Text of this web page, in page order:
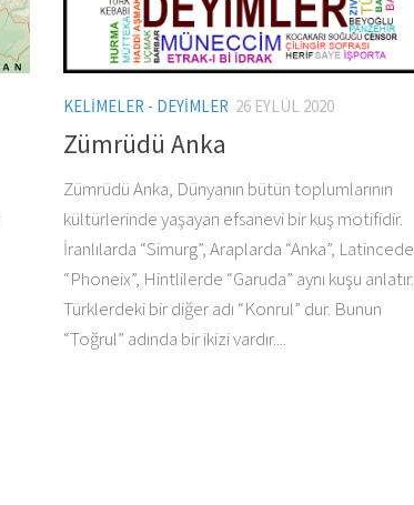
KELIMELER - DEYIMLER 26 EYLÜL 2020
Zümrüdü Anka
Zümrüdü Anka, Dünyanın bütün toplumlarının
kültürlerinde yaşayan efsanevi bir kuş motifidir.
İranlılarda “Simurg”, Araplarda “Anka”, Latincede
“Phoneix”, Hintlilerde “Garuda” aynı kuşu anlatır.
Türklerdeki bir diğer adı “Konrul” dur. Bunun
“Toğrul” adında bir ikizi vardır....